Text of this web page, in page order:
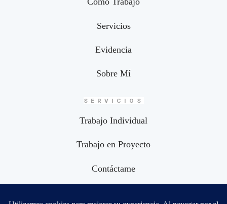
Servicios
Evidencia
Sobre Mí
SERVICIOS
Trabajo Individual
Trabajo en Proyecto
Contáctame